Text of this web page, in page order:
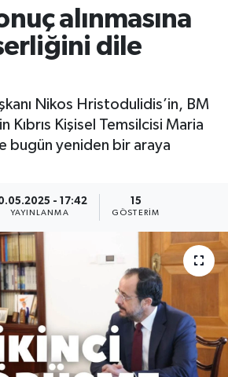
alınmasına
dile
Nikos Hristodulidis’in, BM
Kıbrıs Kişisel Temsilcisi Maria
bugün yeniden bir araya
- 17:42
YAYINLANMA
15
GÖSTERIM